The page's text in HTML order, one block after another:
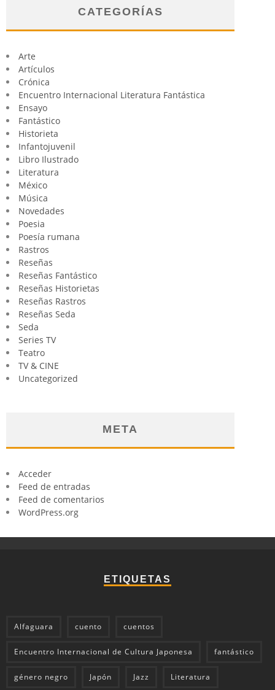
CATEGORÍAS
Arte
Artículos
Crónica
Encuentro Internacional Literatura Fantástica
Ensayo
Fantástico
Historieta
Infantojuvenil
Libro Ilustrado
Literatura
México
Música
Novedades
Poesia
Poesía rumana
Rastros
Reseñas
Reseñas Fantástico
Reseñas Historietas
Reseñas Rastros
Reseñas Seda
Seda
Series TV
Teatro
TV & CINE
Uncategorized
META
Acceder
Feed de entradas
Feed de comentarios
WordPress.org
ETIQUETAS
Alfaguara cuento cuentos
Encuentro Internacional de Cultura Japonesa fantástico
género negro Japón Jazz Literatura